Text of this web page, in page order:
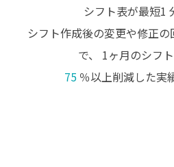
シフト表が最短1
シフト作成後の変更や修正
で、
1ヶ月のシフ
75 ％以上削減した実